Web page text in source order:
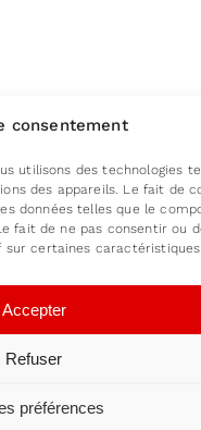
consentement
utilisons des technologies
des appareils. Le fait de
données telles que le
fait de ne pas consentir ou
certaines
Accepter
Refuser
préférences